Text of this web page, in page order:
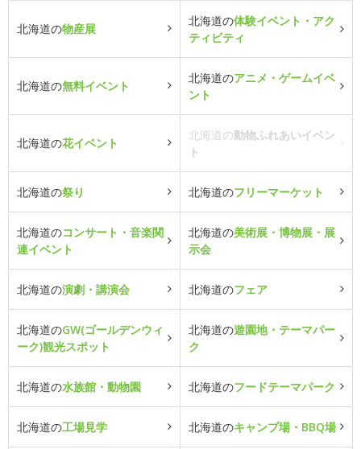
北海道の物産展
北海道の体験イベント・アク
ティビティ
北海道の無料イベント
北海道のアニメ・ゲームイベ
ント
北海道の花イベント
北海道の動物ふれあいイベン
ト
北海道の祭り 北海道のフリーマーケット
北海道のコンサート・音楽関
連イベント
北海道の美術展・博物展・展
示会
北海道の演劇・講演会 北海道のフェア
北海道のGW(ゴールデンウィ
ーク)観光スポット
北海道の遊園地・テーマパー
ク
北海道の水族館・動物園 北海道のフードテーマパーク
北海道の工場見学 北海道のキャンプ場・BBQ場